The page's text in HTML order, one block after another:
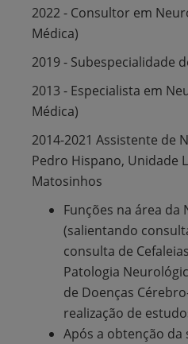
2022 - Consultor em
Médica)
2019 - Subespecialidade
2013 - Especialista em
Médica)
2014-2021 Assistente de
Pedro Hispano, Unidade
Matosinhos
Funções na área da
(salientando
consulta de
Patologia
de Doenças
realização de
Após a obtenção da